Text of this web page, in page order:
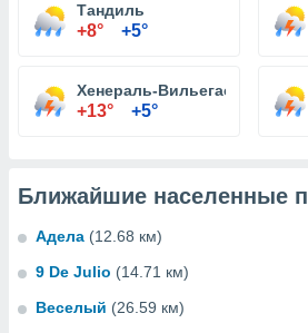
Тандиль
+8° +5°
Хенераль-Вильегас
+13° +5°
Ближайшие населенные
Адела (12.68 км)
9 De Julio (14.71 км)
Веселый (26.59 км)